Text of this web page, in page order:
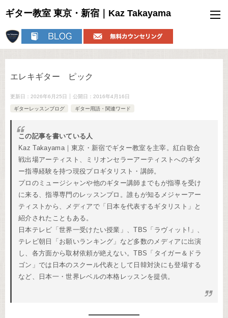
ギター教室 東京・新宿｜Kaz Takayama
エレキギター ピック
更新日： 2026年6月25日 公開日： 2016年4月16日
ギターレッスンブログ ギター用語・関連ワード
この記事を書いている人
Kaz Takayama｜東京・新宿でギター教室を主宰。紅白歌合
戦出場アーティスト、ミリオンセラーアーティストへのギタ
ー指導経験を持つ現役プロギタリスト・講師。
プロのミュージシャンや他のギター講師までもが指導を受け
に来る、指導専門のレッスンプロ。誰もが知るメジャーアー
ティストから、メディアで「日本を代表するギタリスト」と
紹介されたこともある。
日本テレビ「世界一受けたい授業」、TBS「ラヴィット!」、
テレビ朝日「お願いランキング」など多数のメディアに出演
し、各方面から取材依頼が絶えない。TBS「タイガー＆ドラ
ゴン」では日本のスクール代表として日韓対決にも登場する
など、日本一・世界レベルの本格レッスンを提供。